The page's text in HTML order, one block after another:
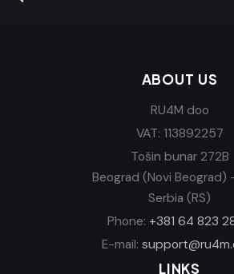
ABOUT US
RU4M doo
VAT: 113892257
Tošin bunar 272B
Beograd (Novi Beograd) -
Serbia (RS)
Phone: +381 64 823
E-mail:
LINKS